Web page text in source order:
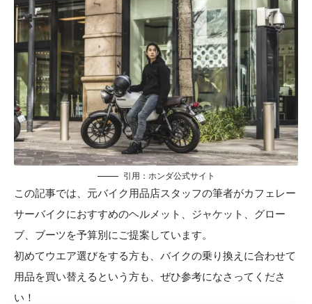
引用： ホンダ公式サイト
この記事では、元バイク用品店スタッフの筆者がカフェレー
サーバイクにおすすめのヘルメット、ジャケット、グロー
ブ、ブーツを予算別にご提案しています。
初めてウエア選びをする方も、バイクの乗り換えに合わせて
用品を買い替えるという方も、ぜひ参考になさってくださ
い！